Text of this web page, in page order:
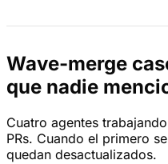
Wave-merge
que nadie
Cuatro agentes
PRs. Cuando el primero
quedan desactualizados.